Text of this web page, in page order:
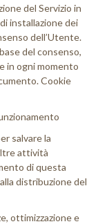
del Servizio in
installazione dei
dell’Utente.
del consenso,
in ogni momento
Cookie
salvare la
attività
di questa
distribuzione del
ottimizzazione e